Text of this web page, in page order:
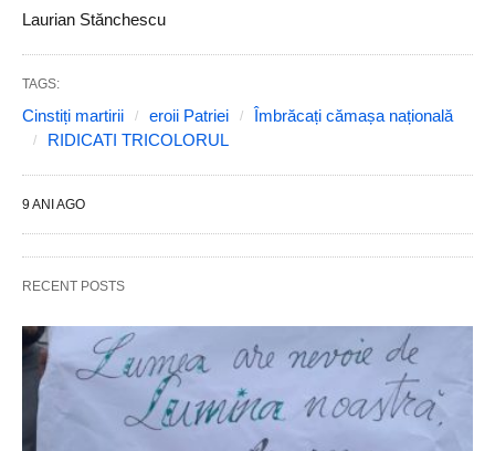
Laurian Stănchescu
TAGS:
Cinstiți martirii eroii Patriei
Îmbrăcați cămașa națională
RIDICATI TRICOLORUL
9 ANI AGO
RECENT POSTS